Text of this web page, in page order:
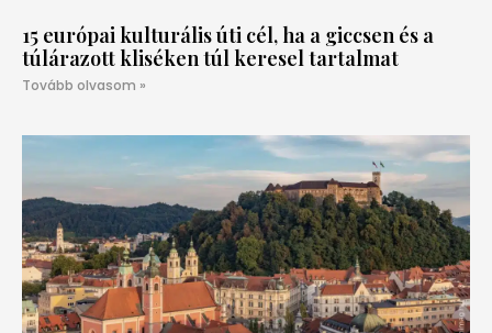
15 európai kulturális úti cél, ha a giccsen és a
túlárazott kliséken túl keresel tartalmat
Tovább olvasom »